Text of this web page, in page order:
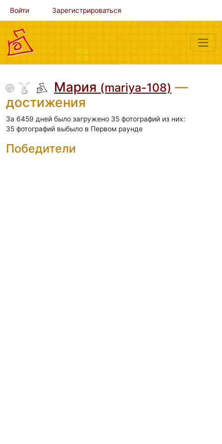
Войти Зарегистрироваться
Мария (mariya-108) —
достижения
За 6459 дней было загружено 35 фотографий из них:
35 фотографий выбыло в Первом раунде
Победители